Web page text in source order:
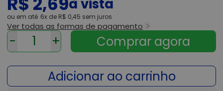
ou 6x de R$ 0,45 sem juros
Ver todas as formas de pagamento
- +